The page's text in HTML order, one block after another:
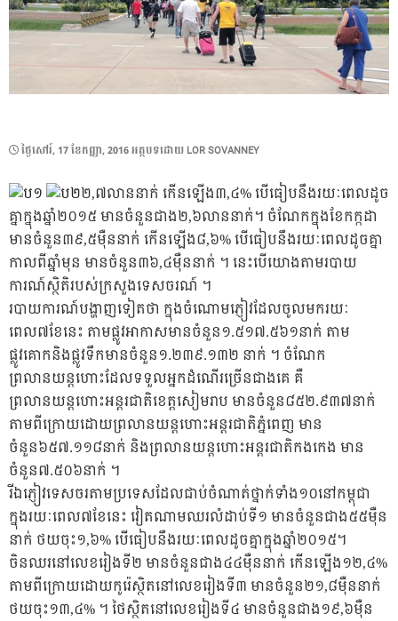
POSTED
ថ្ងៃ​សៅរ៍, 17 ខែ​កញ្ញា, 2016អត្ថបទដោយ LOR SOVANNEY
២,៧លាននាក់ កើនឡើង៣,៤% បើធៀបនឹងរយៈពេលដូច
គ្នាក្នុងឆ្នាំ២០១៥ មានចំនួនជាង២,៦លាននាក់។ ចំណែកក្នុងខែកក្កដា
មានចំនួន៣៩,៥ម៉ឺននាក់ កើនឡើង៨,៦% បើធៀបនឹងរយៈពេលដូចគ្នា
កាលពីឆ្នាំមុន មានចំនួន៣៦,៤ម៉ឺននាក់ ។ នេះបើយោងតាមរបាយ
ការណ៍ស្ថិតិរបស់ក្រសួងទេសចរណ៍ ។
របាយការណ៍បង្ហាញទៀតថា ក្នុងចំណោមភ្ញៀវដែលចូលមករយៈ
ពេល៧ខែនេះ តាមផ្លូវអាកាសមានចំនួន១.៥១៧.៥៦១នាក់ តាម
ផ្លូវគោកនិងផ្លូវទឹកមានចំនួន១.២៣៩.១៣២ នាក់ ។ ចំណែក
ព្រលានយន្ដហោះដែលទទួលអ្នកដំណើរច្រើនជាងគេ គឺ
ព្រលានយន្ដហោះអន្តរជាតិខេត្តសៀមរាប មានចំនួន៨៥២.៩៣៧នាក់
តាមពីក្រោយដោយព្រលានយន្ដហោះអន្តរជាតិភ្នំពេញ មាន
ចំនួន៦៥៧.១១៨នាក់ និងព្រលានយន្ដហោះអន្តរជាតិកងកេង មាន
ចំនួន៧.៥០៦នាក់ ។
រីឯភ្ញៀវទេសចរតាមប្រទេសដែលជាប់ចំណាត់ថ្នាក់ទាំង១០នៅកម្ពុជា
ក្នុងរយៈពេល៧ខែនេះ វៀតណាមឈរលំដាប់ទី១ មានចំនួនជាង៥៥ម៉ឺន
នាក់ ថយចុះ១,៦% បើធៀបនឹងរយៈពេលដូចគ្នាក្នុងឆ្នាំ២០១៥។
ចិនឈរនៅលេខរៀងទី២ មានចំនួនជាង៤៤ម៉ឺននាក់ កើនឡើង១២,៤%
តាមពីក្រោយដោយកូរ៉េស្ថិតនៅលេខរៀងទី៣ មានចំនួន២១,៨ម៉ឺននាក់
ថយចុះ១៣,៤% ។ ថៃស្ថិតនៅលេខរៀងទី៤ មានចំនួនជាង១៩,៦ម៉ឺន